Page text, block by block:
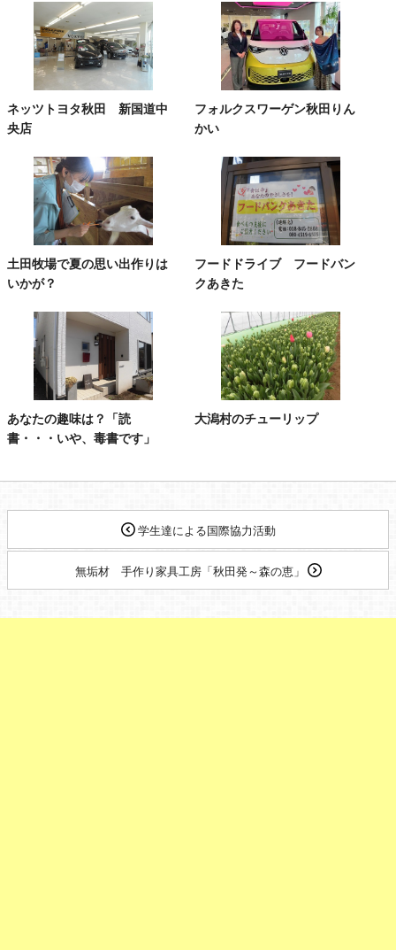
ネッツトヨタ秋田 新国道中
央店
フォルクスワーゲン秋田りん
かい
土田牧場で夏の思い出作りは
いかが？
フードドライブ フードバン
クあきた
あなたの趣味は？「読
書・・・いや、毒書です」
大潟村のチューリップ
学生達による国際協力活動
無垢材 手作り家具工房「秋田発～森の恵」